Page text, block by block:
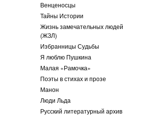
Венценосцы
Тайны Истории
Жизнь замечательных людей
(ЖЗЛ)
Избранницы Судьбы
Я люблю Пушкина
Малая «Рамочка»
Поэты в стихах и прозе
Манон
Люди Льда
Русский литературный архив